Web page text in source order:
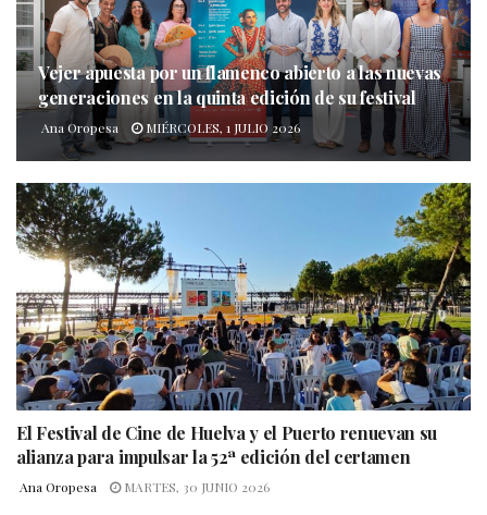
Vejer apuesta por un flamenco abierto a las nuevas
generaciones en la quinta edición de su festival
Ana Oropesa MIÉRCOLES, 1 JULIO 2026
El Festival de Cine de Huelva y el Puerto renuevan su
alianza para impulsar la 52ª edición del certamen
Ana Oropesa MARTES, 30 JUNIO 2026